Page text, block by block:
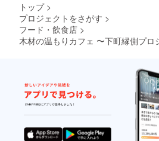
トップ >
プロジェクトをさがす >
フード・飲食店 >
木材の温もりカフェ 〜下町縁側プロ